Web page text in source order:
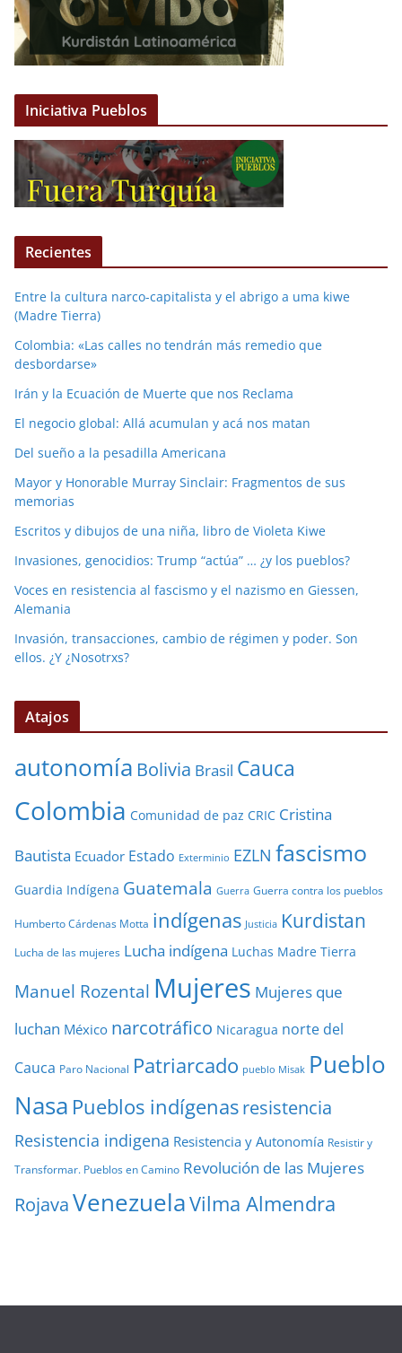
Iniciativa Pueblos
Recientes
Entre la cultura narco-capitalista y el abrigo a uma kiwe
(Madre Tierra)
Colombia: «Las calles no tendrán más remedio que
desbordarse»
Irán y la Ecuación de Muerte que nos Reclama
El negocio global: Allá acumulan y acá nos matan
Del sueño a la pesadilla Americana
Mayor y Honorable Murray Sinclair: Fragmentos de sus
memorias
Escritos y dibujos de una niña, libro de Violeta Kiwe
Invasiones, genocidios: Trump “actúa” … ¿y los pueblos?
Voces en resistencia al fascismo y el nazismo en Giessen,
Alemania
Invasión, transacciones, cambio de régimen y poder. Son
ellos. ¿Y ¿Nosotrxs?
Atajos
autonomía Bolivia Brasil Cauca
Colombia Comunidad de paz CRIC Cristina
Bautista Ecuador Estado Exterminio EZLN fascismo
Guardia Indígena Guatemala Guerra Guerra contra los pueblos
Humberto Cárdenas Motta indígenas Justicia Kurdistan
Lucha de las mujeres Lucha indígena Luchas Madre Tierra
Manuel Rozental Mujeres Mujeres que
luchan México narcotráfico Nicaragua norte del
Cauca Paro Nacional Patriarcado pueblo Misak Pueblo
Nasa Pueblos indígenasresistencia
Resistencia indigena Resistencia y Autonomía Resistir y
Transformar. Pueblos en Camino Revolución de las Mujeres
RojavaVenezuelaVilma Almendra